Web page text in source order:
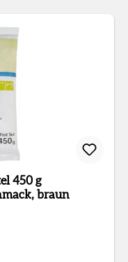
braun